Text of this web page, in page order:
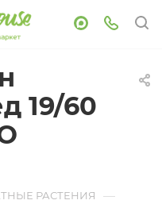
19/60
РАСТЕНИЯ —